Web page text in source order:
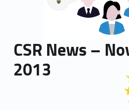
CSR News – Novembre
2013